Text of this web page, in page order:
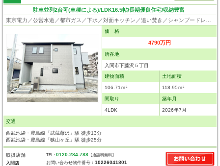
駐車並列2台可(車種による)/LDK16.5帖/長期優良住宅/収納豊富
価 格
4790万円
所在地
入間市下藤沢５丁目
建物面積
106.71ｍ²
土地面積
118.95ｍ²
間取り
4LDK
築年月
2026年7月
交通
西武池袋・豊島線「武蔵藤沢」駅 徒歩13分
西武池袋・豊島線「狭山ヶ丘」駅 徒歩25分
取扱店舗
入間店
TEL :0120-284-788 【通話料無料】
お問い合わせ物件番号：10226041801